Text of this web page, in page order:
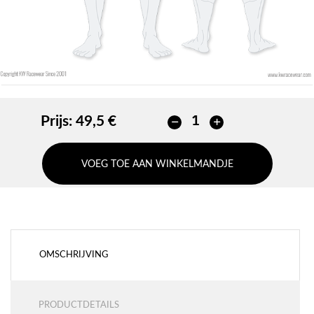
Prijs: 49,5 €
VOEG TOE AAN WINKELMANDJE
OMSCHRIJVING
PRODUCTDETAILS